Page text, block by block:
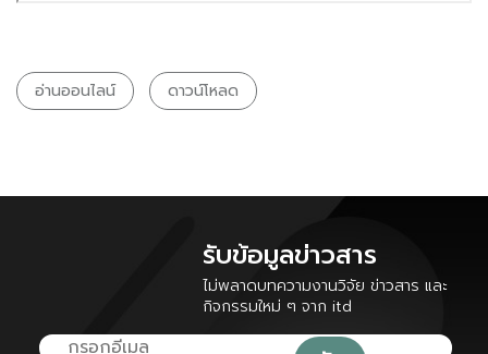
อ่านออนไลน์ ดาวน์โหลด
รับข้อมูลข่าวสาร
ไม่พลาดบทความงานวิจัย ข่าวสาร และ
กิจกรรมใหม่ ๆ จาก itd